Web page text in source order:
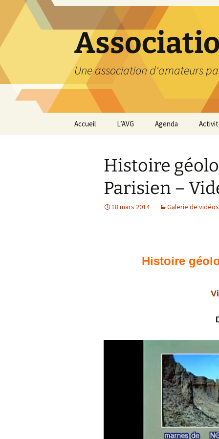
contenu
Une association d'amateurs
Accueil L’AVG
Nos coordonnées
Nous contacter et
Adhésion
Agenda
Histoire
Parisien –
18 mars 2014 Galerie de vidéos
Histoire